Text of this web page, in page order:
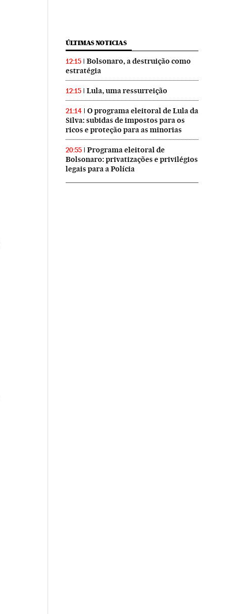
ÚLTIMAS NOTICIAS
12:15
Bolsonaro, a destruição como
estratégia
12:15 Lula, uma ressurreição
21:14
O programa eleitoral de Lula da
Silva: subidas de impostos para os
ricos e proteção para as minorias
20:55
Programa eleitoral de
Bolsonaro: privatizações e privilégios
legais para a Polícia